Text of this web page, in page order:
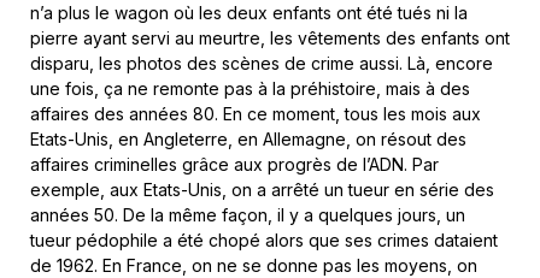
n’a plus le wagon où les deux enfants ont été tués ni la
pierre ayant servi au meurtre, les vêtements des enfants ont
disparu, les photos des scènes de crime aussi. Là, encore
une fois, ça ne remonte pas à la préhistoire, mais à des
affaires des années 80. En ce moment, tous les mois aux
Etats-Unis, en Angleterre, en Allemagne, on résout des
affaires criminelles grâce aux progrès de l’ADN. Par
exemple, aux Etats-Unis, on a arrêté un tueur en série des
années 50. De la même façon, il y a quelques jours, un
tueur pédophile a été chopé alors que ses crimes dataient
de 1962. En France, on ne se donne pas les moyens, on